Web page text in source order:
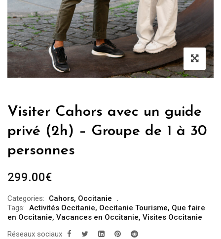
Visiter Cahors avec un guide
privé (2h) – Groupe de 1 à 30
personnes
299.00€
Categories: Cahors, Occitanie
Tags: Activités Occitanie, Occitanie Tourisme, Que faire
en Occitanie, Vacances en Occitanie, Visites Occitanie
Réseaux sociaux